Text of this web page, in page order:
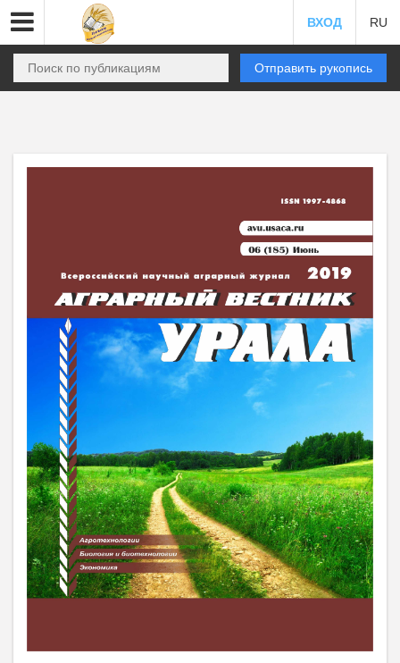
ВХОД RU
Отправить рукопись